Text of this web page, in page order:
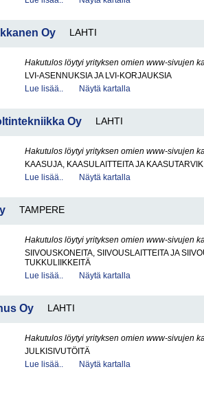
Oy LAHTI
Hakutulos löytyi yrityksen omien www-sivujen
LVI-ASENNUKSIA JA LVI-KORJAUKSIA
Lue lisää..
Näytä kartalla
Oy LAHTI
Hakutulos löytyi yrityksen omien www-sivujen
KAASUJA, KAASULAITTEITA JA
Lue lisää..
Näytä kartalla
TAMPERE
Hakutulos löytyi yrityksen omien www-sivujen
SIIVOUSKONEITA, SIIVOUSLAITTEITA JA
TUKKULIIKKEITÄ
Lue lisää..
Näytä kartalla
Oy LAHTI
Hakutulos löytyi yrityksen omien www-sivujen
JULKISIVUTÖITÄ
Lue lisää..
Näytä kartalla